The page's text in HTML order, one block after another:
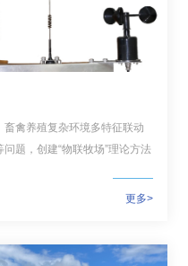
禽养殖复杂环境多特征联动
题，创建“物联牧场”理论方法
获得“大北农科技奖—智慧农业
更多>